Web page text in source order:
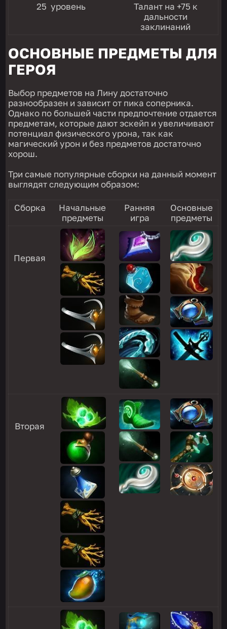
25 уровень
Талант на +75 к
дальности
заклинаний
ОСНОВНЫЕ ПРЕДМЕТЫ ДЛЯ
ГЕРОЯ
Выбор предметов на Лину достаточно
разнообразен и зависит от пика соперника.
Однако по большей части предпочтение отдается
предметам, которые дают эскейп и увеличивают
потенциал физического урона, так как
магический урон и без предметов достаточно
хорош.
Три самые популярные сборки на данный момент
выглядят следующим образом:
Сборка
Начальные
предметы
Ранняя
игра
Основные
предметы
Первая
Вторая